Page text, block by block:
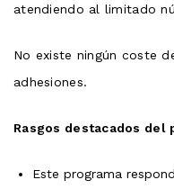
atendiendo al limitado
No existe ningún coste
adhesiones.
Rasgos destacados del
Este programa